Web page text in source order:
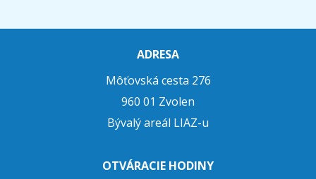
ADRESA
Môťovská cesta 276
960 01 Zvolen
Bývalý areál LIAZ-u
OTVÁRACIE HODINY